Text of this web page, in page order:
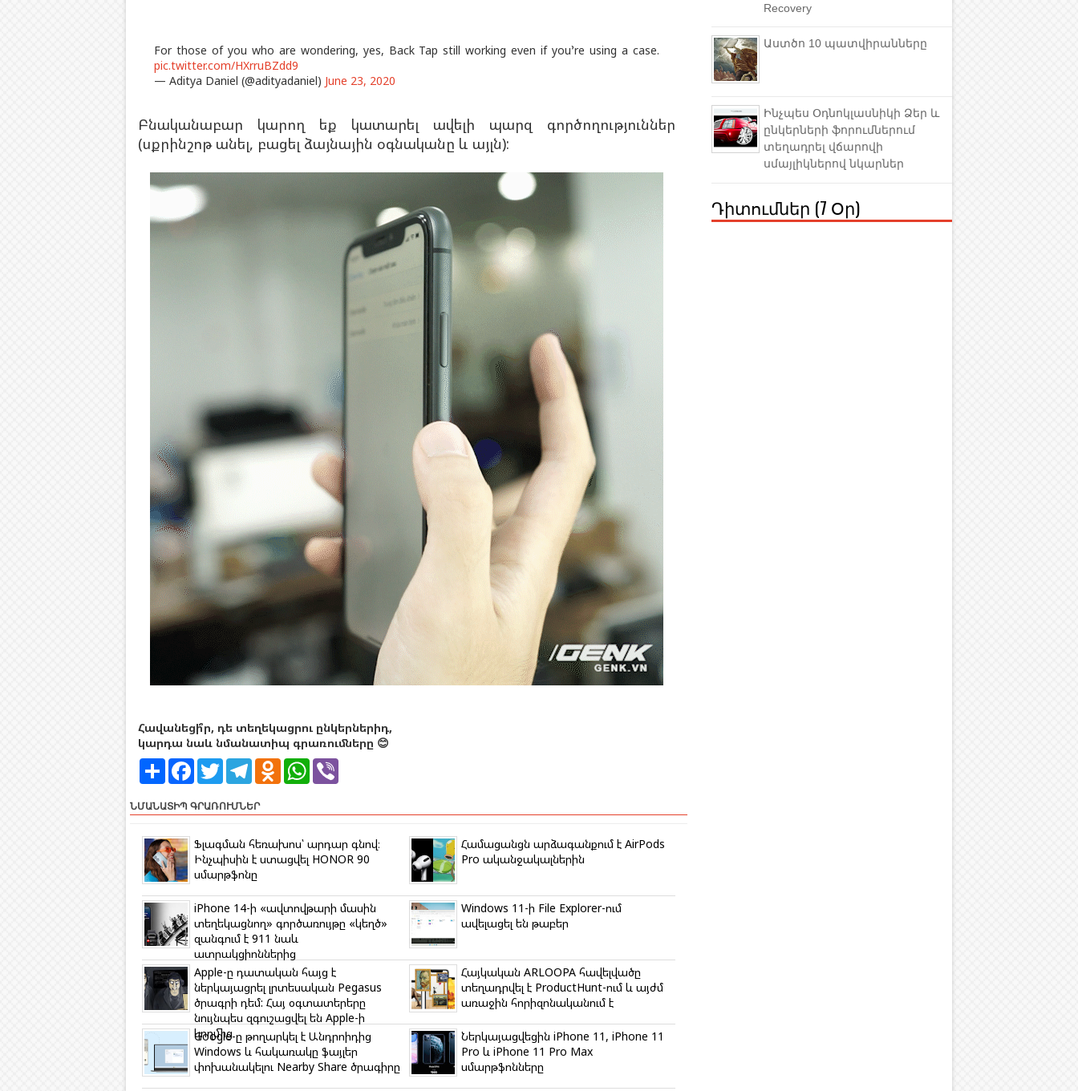
For those of you who are wondering, yes, Back Tap still working even if you’re using a case.
pic.twitter.com/HXrruBZdd9
— Aditya Daniel (@adityadaniel) June 23, 2020
Բնականաբար կարող եք կատարել ավելի պարզ գործողություններ
(սքրինշոթ անել, բացել ձայնային օգնականը և այլն):
Հավանեցի՞ր, դե տեղեկացրու ընկերներիդ,
կարդա նաև նմանատիպ գրառումները 😊
S
r
e
F
e
b
o
k
T
w
t
t
r
T
e
g
a
m
O
k
a
s
s
i
k
i
W
s
p
p
r
ՆՄԱՆԱՏԻՊ ԳՐԱՌՈՒՄՆԵՐ
Ֆլագման հեռախոս՝ արդար գնով։
Ինչպիսին է ստացվել HONOR 90
սմարթֆոնը
Համացանցն արձագանքում է AirPods
Pro ականջակալներին
iPhone 14-ի «ավտովթարի մասին
տեղեկացնող» գործառույթը «կեղծ»
զանգում է 911 նաև
ատրակցիոններից
Windows 11-ի File Explorer-ում
ավելացել են թաբեր
Apple-ը դատական հայց է
ներկայացրել լրտեսական Pegasus
ծրագրի դեմ: Հայ օգտատերերը
նույնպես զգուշացվել են Apple-ի
կողմից
Հայկական ARLOOPA հավելվածը
տեղադրվել է ProductHunt-ում և այժմ
առաջին հորիզոնականում է
Google-ը թողարկել է Անդրոիդից
Windows և հակառակը ֆայլեր
փոխանակելու Nearby Share ծրագիրը
Ներկայացվեցին iPhone 11, iPhone 11
Pro և iPhone 11 Pro Max
սմարթֆոնները
Recovery
Աստծո 10 պատվիրանները
Ինչպես Օդնոկլասնիկի Ձեր և
ընկերների ֆորումներում
տեղադրել վճարովի
սմայլիկներով նկարներ
Դիտումներ (7 Օր)